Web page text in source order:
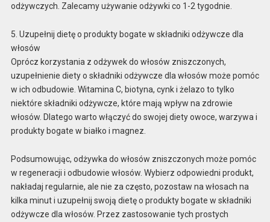
odżywczych. Zalecamy używanie odżywki co 1-2 tygodnie.
5. Uzupełnij dietę o produkty bogate w składniki odżywcze dla
włosów
Oprócz korzystania z odżywek do włosów zniszczonych,
uzupełnienie diety o składniki odżywcze dla włosów może pomóc
w ich odbudowie. Witamina C, biotyna, cynk i żelazo to tylko
niektóre składniki odżywcze, które mają wpływ na zdrowie
włosów. Dlatego warto włączyć do swojej diety owoce, warzywa i
produkty bogate w białko i magnez.
Podsumowując, odżywka do włosów zniszczonych może pomóc
w regeneracji i odbudowie włosów. Wybierz odpowiedni produkt,
nakładaj regularnie, ale nie za często, pozostaw na włosach na
kilka minut i uzupełnij swoją dietę o produkty bogate w składniki
odżywcze dla włosów. Przez zastosowanie tych prostych